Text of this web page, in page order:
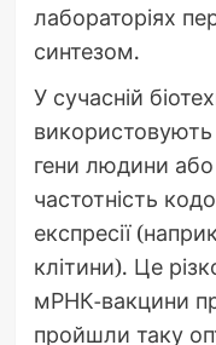
лабораторіях
синтезом.
У сучасній
використовують
гени людини або
частотність
експресії
клітини). Це
мРНК-вакцини
пройшли таку